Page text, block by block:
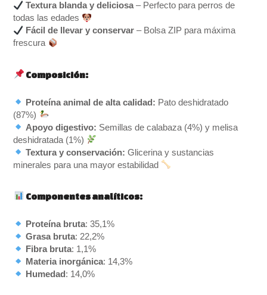
Textura blanda y deliciosa – Perfecto para perros de
todas las edades
Fácil de llevar y conservar – Bolsa ZIP para máxima
frescura
Composición:
Proteína animal de alta calidad: Pato deshidratado
(87%)
Apoyo digestivo: Semillas de calabaza (4%) y melisa
deshidratada (1%)
Textura y conservación: Glicerina y sustancias
minerales para una mayor estabilidad
Componentes analíticos:
Proteína bruta: 35,1%
Grasa bruta: 22,2%
Fibra bruta: 1,1%
Materia inorgánica: 14,3%
Humedad : 14,0%